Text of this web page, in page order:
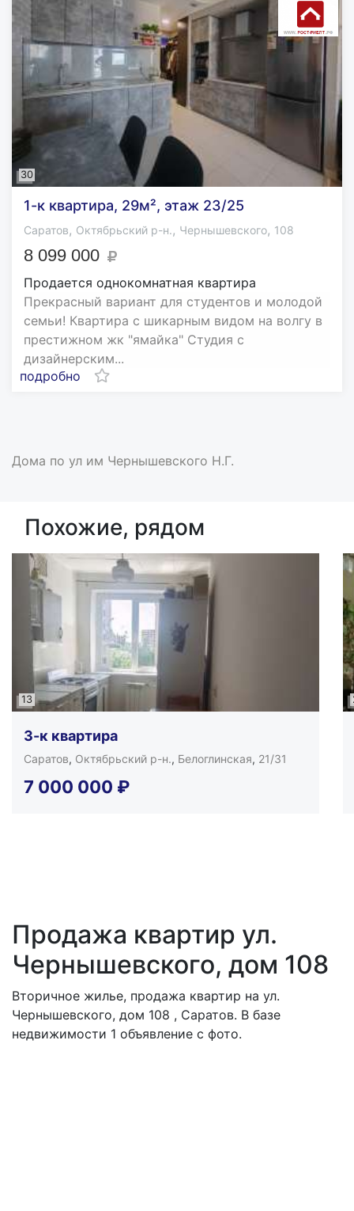
30
1-к квартира, 29м², этаж 23/25
Саратов, Октябрьский р-н., Чернышевского, 108
8 099 000
Продается однокомнатная квартира
Прекрасный вариант для студентов и молодой
семьи! Квартира с шикарным видом на волгу в
престижном жк "ямайка" Студия с
дизайнерским...
подробно
Дома по ул им Чернышевского Н.Г.
Похожие, рядом
13
3-к квартира
Саратов, Октябрьский р-н., Белоглинская, 21/31
7 000 000 ₽
Продажа квартир ул.
Чернышевского, дом 108
Вторичное жилье, продажа квартир на ул.
Чернышевского, дом 108 , Саратов. В базе
недвижимости 1 объявление с фото.